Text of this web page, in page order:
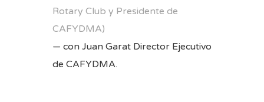
Rotary Club y Presidente de
CAFYDMA)
— con Juan Garat Director Ejecutivo
de CAFYDMA.